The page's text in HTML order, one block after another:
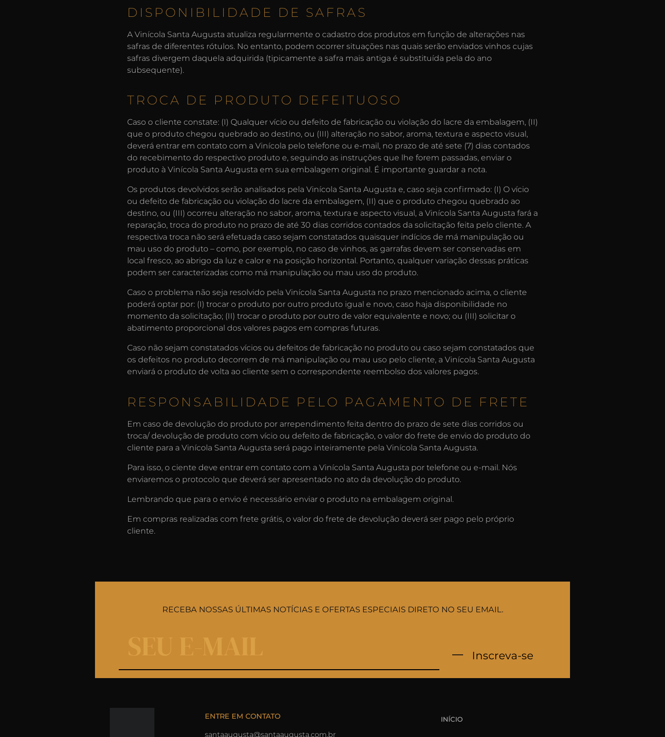
DISPONIBILIDADE DE SAFRAS
A Vinícola Santa Augusta atualiza regularmente o cadastro dos produtos em função de alterações nas
safras de diferentes rótulos. No entanto, podem ocorrer situações nas quais serão enviados vinhos cujas
safras divergem daquela adquirida (tipicamente a safra mais antiga é substituída pela do ano
subsequente).
TROCA DE PRODUTO DEFEITUOSO
Caso o cliente constate: (I) Qualquer vício ou defeito de fabricação ou violação do lacre da embalagem, (II)
que o produto chegou quebrado ao destino, ou (III) alteração no sabor, aroma, textura e aspecto visual,
deverá entrar em contato com a Vinícola pelo telefone ou e-mail, no prazo de até sete (7) dias contados
do recebimento do respectivo produto e, seguindo as instruções que lhe forem passadas, enviar o
produto à Vinícola Santa Augusta em sua embalagem original. É importante guardar a nota.
Os produtos devolvidos serão analisados pela Vinícola Santa Augusta e, caso seja confirmado: (I) O vício
ou defeito de fabricação ou violação do lacre da embalagem, (II) que o produto chegou quebrado ao
destino, ou (III) ocorreu alteração no sabor, aroma, textura e aspecto visual, a Vinícola Santa Augusta fará a
reparação, troca do produto no prazo de até 30 dias corridos contados da solicitação feita pelo cliente. A
respectiva troca não será efetuada caso sejam constatados quaisquer indícios de má manipulação ou
mau uso do produto – como, por exemplo, no caso de vinhos, as garrafas devem ser conservadas em
local fresco, ao abrigo da luz e calor e na posição horizontal. Portanto, qualquer variação dessas práticas
podem ser caracterizadas como má manipulação ou mau uso do produto.
Caso o problema não seja resolvido pela Vinícola Santa Augusta no prazo mencionado acima, o cliente
poderá optar por: (I) trocar o produto por outro produto igual e novo, caso haja disponibilidade no
momento da solicitação; (II) trocar o produto por outro de valor equivalente e novo; ou (III) solicitar o
abatimento proporcional dos valores pagos em compras futuras.
Caso não sejam constatados vícios ou defeitos de fabricação no produto ou caso sejam constatados que
os defeitos no produto decorrem de má manipulação ou mau uso pelo cliente, a Vinícola Santa Augusta
enviará o produto de volta ao cliente sem o correspondente reembolso dos valores pagos.
RESPONSABILIDADE PELO PAGAMENTO DE FRETE
Em caso de devolução do produto por arrependimento feita dentro do prazo de sete dias corridos ou
troca/ devolução de produto com vício ou defeito de fabricação, o valor do frete de envio do produto do
cliente para a Vinícola Santa Augusta será pago inteiramente pela Vinícola Santa Augusta.
Para isso, o ciente deve entrar em contato com a Vinícola Santa Augusta por telefone ou e-mail. Nós
enviaremos o protocolo que deverá ser apresentado no ato da devolução do produto.
Lembrando que para o envio é necessário enviar o produto na embalagem original.
Em compras realizadas com frete grátis, o valor do frete de devolução deverá ser pago pelo próprio
cliente.
RECEBA NOSSAS ÚLTIMAS NOTÍCIAS E OFERTAS ESPECIAIS DIRETO NO SEU EMAIL.
Inscreva-se
ENTRE EM CONTATO
santaaugusta@santaaugusta.com.br
INÍCIO